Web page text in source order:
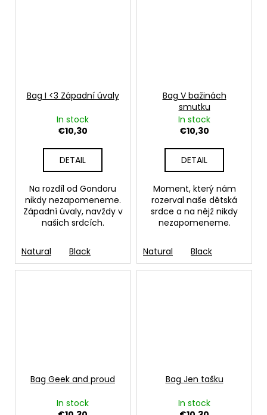
Bag I <3 Západní úvaly
In stock
€10,30
DETAIL
Na rozdíl od Gondoru
nikdy nezapomeneme.
Západní úvaly, navždy v
našich srdcích.
Natural Black
Bag V bažinách
smutku
In stock
€10,30
DETAIL
Moment, který nám
rozerval naše dětská
srdce a na nějž nikdy
nezapomeneme.
Natural Black
Bag Geek and proud
In stock
Bag Jen tašku
In stock